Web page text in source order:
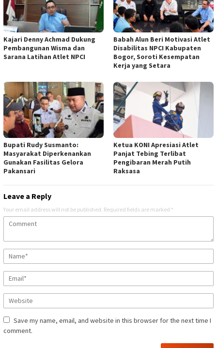
Kajari Denny Achmad Dukung
Pembangunan Wisma dan
Sarana Latihan Atlet NPCI
Babah Alun Beri Motivasi Atlet
Disabilitas NPCI Kabupaten
Bogor, Soroti Kesempatan
Kerja yang Setara
Bupati Rudy Susmanto:
Masyarakat Diperkenankan
Gunakan Fasilitas Gelora
Pakansari
Ketua KONI Apresiasi Atlet
Panjat Tebing Terlibat
Pengibaran Merah Putih
Raksasa
Leave a Reply
Your email address will not be published. Required fields are marked *
Save my name, email, and website in this browser for the next time I
comment.